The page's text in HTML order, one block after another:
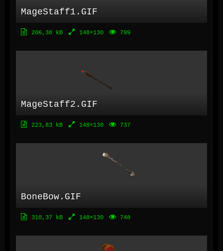
MageStaff1.GIF
206,38 kB 148×130 799
MageStaff2.GIF
223,83 kB 148×130 737
BoneBow.GIF
310,37 kB 148×130 748